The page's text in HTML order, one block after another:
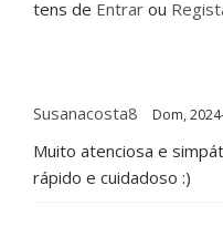
tens de Entrar ou
Susanacosta8 Dom,
Muito atenciosa e
rápido e cuidadoso :)